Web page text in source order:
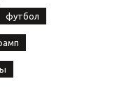
футбол